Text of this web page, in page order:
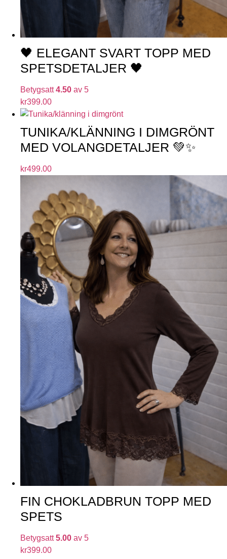
🖤 ELEGANT SVART TOPP MED
SPETSDETALJER 🖤
Betygsatt4.50 av 5
kr399.00
TUNIKA/KLÄNNING I DIMGRÖNT
MED VOLANGDETALJER 💚✨
kr499.00
FIN CHOKLADBRUN TOPP MED
SPETS
Betygsatt5.00 av 5
kr399.00